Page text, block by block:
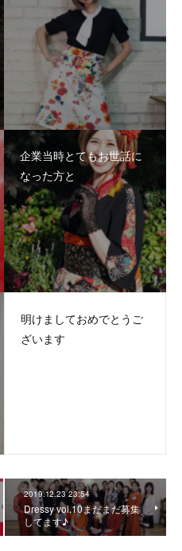
企業当時とてもお世話に
なった方と
明けましておめでとうご
ざいます
2019.12.23 23:54
Dressy vol.10まだまだ募集
してます♪